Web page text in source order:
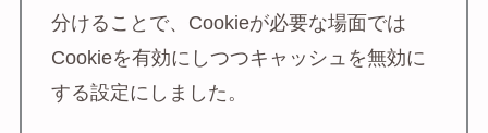
分けることで、Cookieが必要な場面では
Cookieを有効にしつつキャッシュを無効に
する設定にしました。